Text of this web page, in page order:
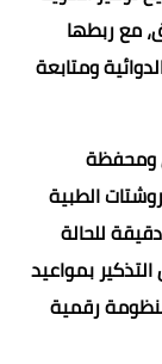
مع ربطها
ومتابعة
ومحفظة
الطبية
للحالة
بمواعيد
رقمية